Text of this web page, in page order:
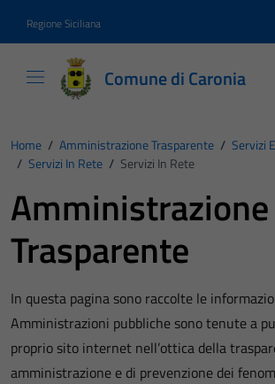
Regione Siciliana
Comune di Caronia
Home / Amministrazione Trasparente / Servizi
/ Servizi In Rete / Servizi In Rete
Amministrazione
Trasparente
In questa pagina sono raccolte le
Amministrazioni pubbliche sono tenute a
proprio sito internet nell’ottica della
amministrazione e di prevenzione dei